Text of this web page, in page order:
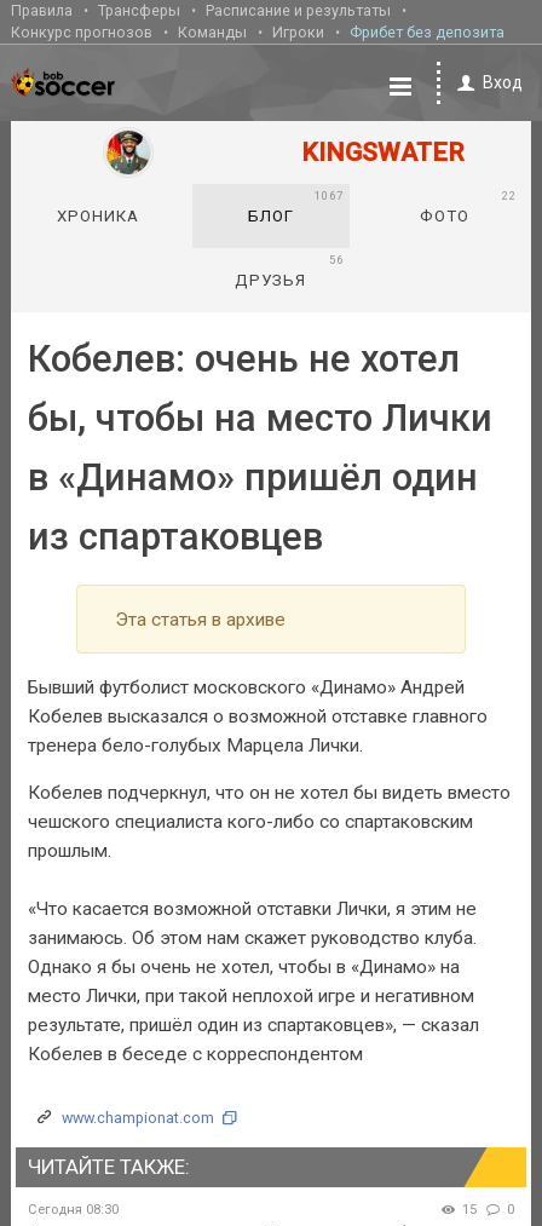
Правила Трансферы
Расписание и результаты
Конкурс прогнозов
Команды Игроки Фрибет без депозита
Вход
KINGSWATER
ХРОНИКА БЛОГ
1067
ФОТО
22
ДРУЗЬЯ
56
Кобелев: очень не хотел
бы, чтобы на место Лички
в «Динамо» пришёл один
из спартаковцев
Эта статья в архиве
Бывший футболист московского «Динамо» Андрей
Кобелев высказался о возможной отставке главного
тренера бело-голубых Марцела Лички.
Кобелев подчеркнул, что он не хотел бы видеть вместо
чешского специалиста кого-либо со спартаковским
прошлым.
«Что касается возможной отставки Лички, я этим не
занимаюсь. Об этом нам скажет руководство клуба.
Однако я бы очень не хотел, чтобы в «Динамо» на
место Лички, при такой неплохой игре и негативном
результате, пришёл один из спартаковцев», — сказал
Кобелев в беседе с корреспондентом
www.championat.com
ЧИТАЙТЕ ТАКЖЕ:
Сегодня 08:30 15 0